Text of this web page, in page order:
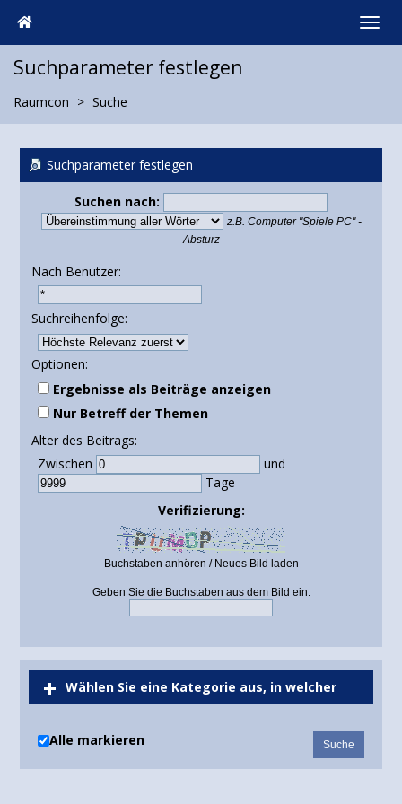
Suchparameter festlegen
Raumcon Suche
Suchparameter festlegen
Suchen nach:
z.B. Computer "Spiele PC" -
Absturz
Nach Benutzer:
Suchreihenfolge:
Optionen:
Ergebnisse als Beiträge anzeigen
Nur Betreff der Themen
Alter des Beitrags:
Zwischen
und
Tage
Verifizierung:
Buchstaben anhören / Neues Bild laden
Geben Sie die Buchstaben aus dem Bild ein:
Wählen Sie eine Kategorie aus, in welcher
Alle markieren